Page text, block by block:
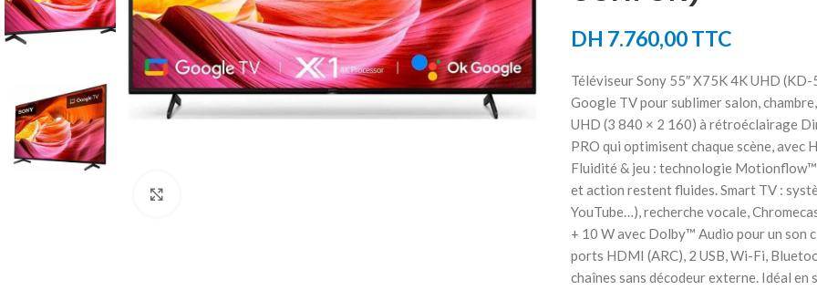
DH 7.760,00TTC
Téléviseur Sony 55″ X75K 4K UHD
Google TV pour sublimer salon,
UHD (3 840 × 2 160) à rétroéclairage
PRO qui optimisent chaque scène,
Fluidité & jeu : technologie
et action restent fluides. Smart TV :
YouTube…), recherche vocale,
+ 10 W avec Dolby™ Audio pour un son
ports HDMI (ARC), 2 USB, Wi-Fi,
chaînes sans décodeur externe. Idéal en